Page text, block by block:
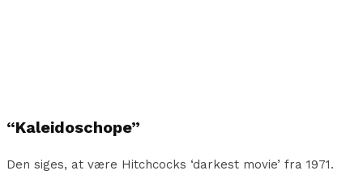
“Kaleidoschope”
Den siges, at være Hitchcocks ‘darkest movie’ fra 1971.